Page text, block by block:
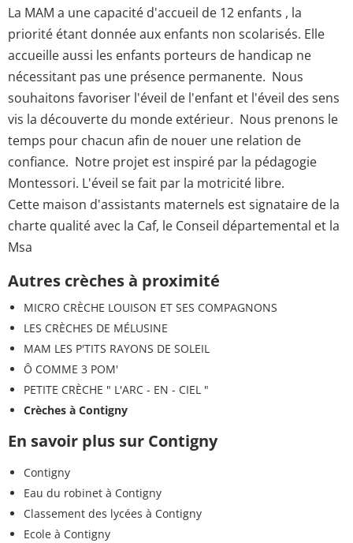
La MAM a une capacité d'accueil de 12 enfants , la
priorité étant donnée aux enfants non scolarisés. Elle
accueille aussi les enfants porteurs de handicap ne
nécessitant pas une présence permanente. Nous
souhaitons favoriser l'éveil de l'enfant et l'éveil des sens
vis la découverte du monde extérieur. Nous prenons le
temps pour chacun afin de nouer une relation de
confiance. Notre projet est inspiré par la pédagogie
Montessori. L'éveil se fait par la motricité libre.
Cette maison d'assistants maternels est signataire de la
charte qualité avec la Caf, le Conseil départemental et la
Msa
Autres crèches à proximité
MICRO CRÈCHE LOUISON ET SES COMPAGNONS
LES CRÈCHES DE MÉLUSINE
MAM LES P'TITS RAYONS DE SOLEIL
Ô COMME 3 POM'
PETITE CRÈCHE " L'ARC - EN - CIEL "
Crèches à Contigny
En savoir plus sur Contigny
Contigny
Eau du robinet à Contigny
Classement des lycées à Contigny
Ecole à Contigny